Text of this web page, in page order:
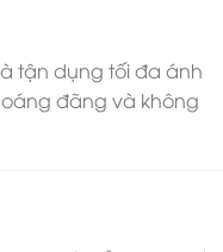
tận dụng tối đa ánh
đãng và không